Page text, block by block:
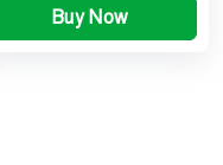
Buy Now